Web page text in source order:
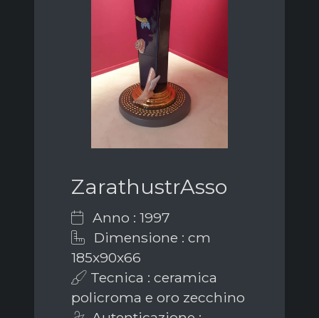
ZarathustrAsso
Anno : 1997
Dimensione : cm
185x90x66
Tecnica : ceramica
policroma e oro zecchino